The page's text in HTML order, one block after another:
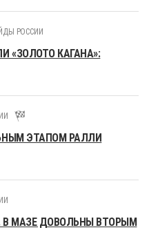
РОССИИ
«ЗОЛОТО КАГАНА»:
ЭТАПОМ РАЛЛИ
В МАЗЕ ДОВОЛЬНЫ ВТОРЫМ